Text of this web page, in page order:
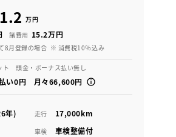
万円
諸費用 15.2万円
8月登録の場合 ※ 消費税10％込み
ト 頭金・ボーナス払い無し
い0円 月々66,600円
年) 走行 17,000km
車検 車検整備付